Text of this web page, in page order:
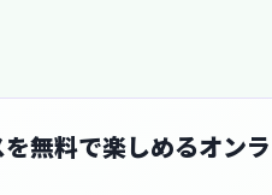
無料で楽しめるオンラ